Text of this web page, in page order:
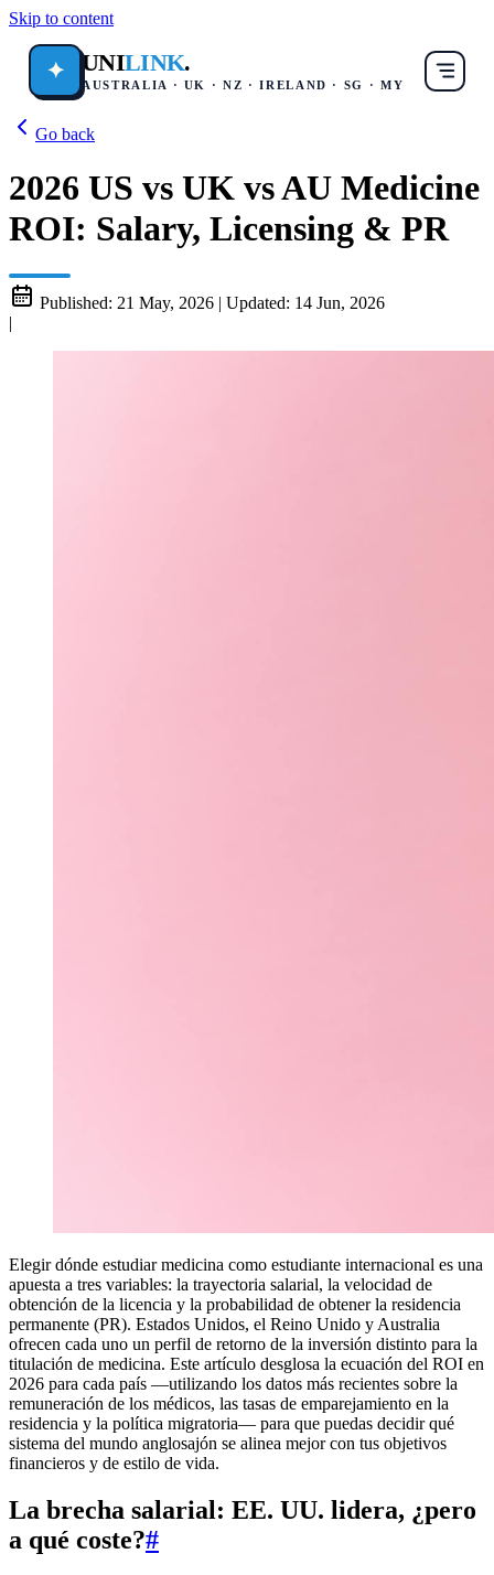
Skip to content
✦ UNILINK.
AUSTRALIA · UK · NZ · IRELAND · SG · MY
Go back
2026 US vs UK vs AU Medicine
ROI: Salary, Licensing & PR
Published: 21 May, 2026 | Updated: 14 Jun, 2026
|
Elegir dónde estudiar medicina como estudiante internacional es una
apuesta a tres variables: la trayectoria salarial, la velocidad de
obtención de la licencia y la probabilidad de obtener la residencia
permanente (PR). Estados Unidos, el Reino Unido y Australia
ofrecen cada uno un perfil de retorno de la inversión distinto para la
titulación de medicina. Este artículo desglosa la ecuación del ROI en
2026 para cada país —utilizando los datos más recientes sobre la
remuneración de los médicos, las tasas de emparejamiento en la
residencia y la política migratoria— para que puedas decidir qué
sistema del mundo anglosajón se alinea mejor con tus objetivos
financieros y de estilo de vida.
La brecha salarial: EE. UU. lidera, ¿pero
a qué coste?#